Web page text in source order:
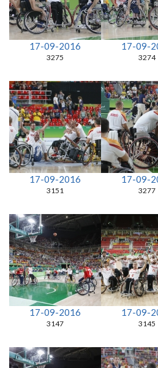
17-09-2016
3275
17-09-
3274
17-09-2016
3151
17-09-
3277
17-09-2016
3147
17-09-
3145